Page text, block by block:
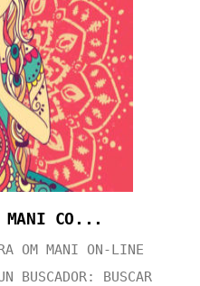
MANI CO...
OM MANI ON-LINE
BUSCADOR: BUSCAR